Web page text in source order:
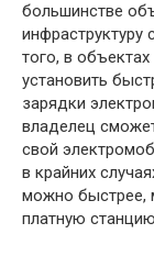
большинстве
инфраструктуру
того, в
установить
зарядки
владелец
свой
в крайних
можно быстрее,
платную